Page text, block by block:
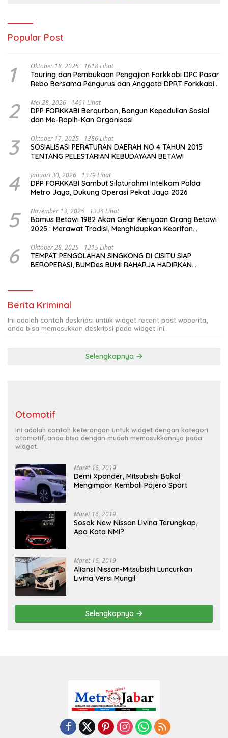
Popular Post
1 Oktober 18, 2025 1618 Lihat
Touring dan Pembukaan Pengajian Forkkabi DPC Pasar
Rebo Bersama Pengurus dan Anggota DPRT Forkkabi
2 Mei 28, 2026 1461 Lihat
DPP FORKKABI Berqurban, Bangun Kepedulian Sosial
dan Me-Rapih-Kan Organisasi
3 Oktober 17, 2025 1386 Lihat
SOSIALISASI PERATURAN DAERAH NO 4 TAHUN 2015
TENTANG PELESTARIAN KEBUDAYAAN BETAWI
4 Januari 30, 2026 1379 Lihat
DPP FORKKABI Sambut Silaturahmi Intelkam Polda
Metro Jaya, Dukung Operasi Pekat Jaya 2026
5 November 13, 2025 1334 Lihat
Bamus Betawi 1982 Akan Gelar Keriyaan Orang Betawi
2025 : Merawat Tradisi, Menghidupkan Kearifan
6 Oktober 28, 2025 1215 Lihat
TEMPAT PENGOLAHAN SINGKONG DI CISITU SIAP
BEROPERASI, BUMDes BUMI RAHARJA HADIRKAN
Berita Kriminal
Ini adalah contoh deskripsi untuk widget recent post wpberita,
anda bisa memasukkan deskripsi pada widget ini.
Selengkapnya
Otomotif
Ini adalah contoh keterangan untuk widget dengan kategori
otomotif, anda bisa dengan mudah memasukkannya pada
widget.
Maret 16, 2019
Demi Xpander, Mitsubishi Bakal
Mengimpor Kembali Pajero Sport
Maret 16, 2019
Sosok New Nissan Livina Terungkap,
Apa Kata NMI?
Maret 16, 2019
Aliansi Nissan-Mitsubishi Luncurkan
Livina Versi Mungil
Selengkapnya